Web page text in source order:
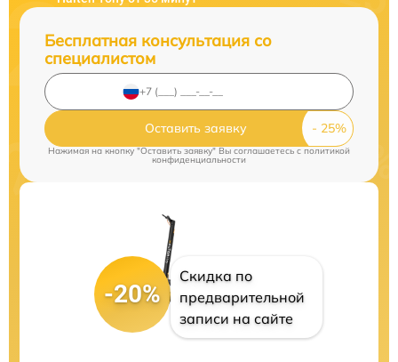
Бесплатная консультация со
специалистом
Оставить заявку
Нажимая на кнопку "Оставить заявку" Вы соглашаетесь cполитикой
конфиденциальности
-20%
Скидка по
предварительной
записи на сайте